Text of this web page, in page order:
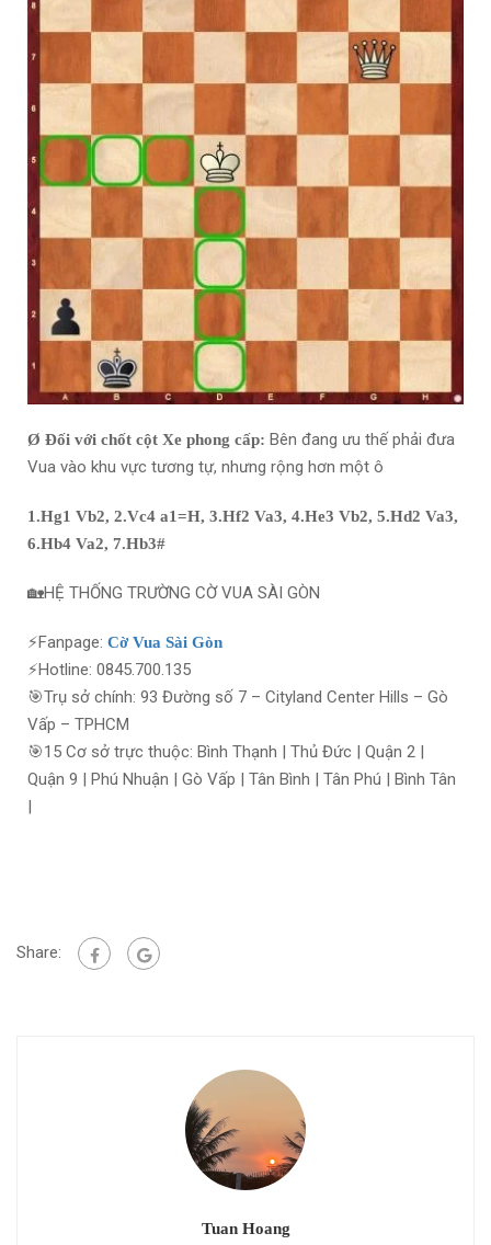
Ø Đối với chốt cột Xe phong cấp: Bên đang ưu thế phải đưa
Vua vào khu vực tương tự, nhưng rộng hơn một ô
1.Hg1 Vb2, 2.Vc4 a1=H, 3.Hf2 Va3, 4.He3 Vb2, 5.Hd2 Va3,
6.Hb4 Va2, 7.Hb3#
🏡HỆ THỐNG TRƯỜNG CỜ VUA SÀI GÒN
⚡Fanpage: Cờ Vua Sài Gòn
⚡Hotline: 0845.700.135
🎯Trụ sở chính: 93 Đường số 7 – Cityland Center Hills – Gò
Vấp – TPHCM
🎯15 Cơ sở trực thuộc: Bình Thạnh | Thủ Đức | Quận 2 |
Quận 9 | Phú Nhuận | Gò Vấp | Tân Bình | Tân Phú | Bình Tân
|
Share:
Tuan Hoang